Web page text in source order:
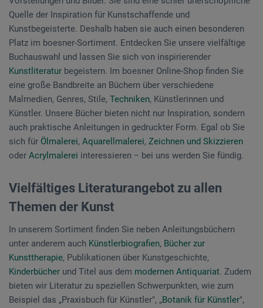
Quelle der Inspiration für Kunstschaffende und
Kunstbegeisterte. Deshalb haben sie auch einen besonderen
Platz im boesner-Sortiment. Entdecken Sie unsere vielfältige
Buchauswahl und lassen Sie sich von inspirierender
Kunstliteratur begeistern. Im boesner Online-Shop finden Sie
eine große Bandbreite an Büchern über verschiedene
Malmedien, Genres, Stile, Techniken, Künstlerinnen und
Künstler. Unsere Bücher bieten nicht nur Inspiration, sondern
auch praktische Anleitungen in gedruckter Form. Egal ob Sie
sich für Ölmalerei, Aquarellmalerei, Zeichnen und Skizzieren
oder Acrylmalerei interessieren − bei uns werden Sie fündig.
Vielfältiges Literaturangebot zu allen
Themen der Kunst
In unserem Sortiment finden Sie neben Anleitungsbüchern
unter anderem auch Künstlerbiografien, Bücher zur
Kunsttherapie, Publikationen über Kunstgeschichte,
Kinderbücher und Titel aus dem modernen Antiquariat. Zudem
bieten wir Literatur zu speziellen Schwerpunkten, wie zum
Beispiel das „Praxisbuch für Künstler", „Botanik für Künstler",